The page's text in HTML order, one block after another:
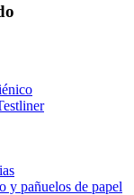
y pañuelos de papel